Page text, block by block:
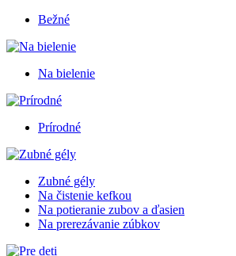
Bežné
Na bielenie
Prírodné
Zubné gély
Na čistenie kefkou
Na potieranie zubov a ďasien
Na prerezávanie zúbkov